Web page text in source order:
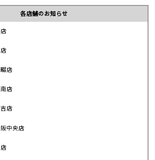
各店舗のお知らせ
店
店
店
中央店